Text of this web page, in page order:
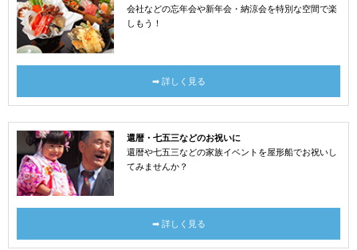
会社などの忘年会や新年会・納涼会を特別な空間で楽
しもう！
➡ 詳しく見る
還暦・七五三などのお祝いに
還暦や七五三などの家族イベントを屋形船でお祝いし
てみませんか？
➡ 詳しく見る